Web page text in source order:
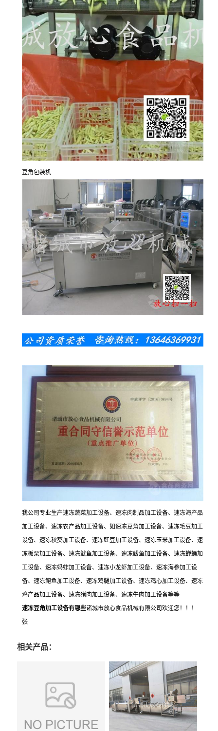
豆角包装机
我公司专业生产速冻蔬菜加工设备、速冻肉制品加工设备、速冻海产品
加工设备、速冻农产品加工设备、如速冻豆角加工设备、速冻毛豆加工
设备、速冻秋葵加工设备、速冻豇豆加工设备、速冻玉米加工设备、速
冻板栗加工设备、速冻鱿鱼加工设备、速冻鲅鱼加工设备、速冻蝉蛹加
工设备、速冻蚂蚱加工设备、速冻小龙虾加工设备、速冻海参加工设
备、速冻鲍鱼加工设备、速冻鸡腿加工设备、速冻鸡心加工设备、速冻
鸡产品加工设备、速冻猪肉加工设备、速冻牛肉加工设备等等
速冻豆角加工设备有哪些诸城市放心食品机械有限公司欢迎您！！！
张
相关产品：